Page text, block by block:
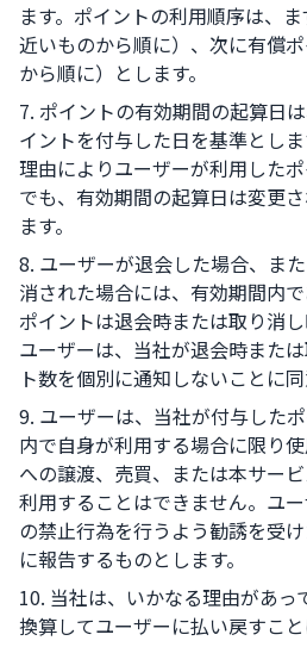
ます。ポイントの利用順序は、
近いものから順に）、次に有償
から順に）とします。
7. ポイントの有効期間の起算日
イントを付与した日を基準とし
理由によりユーザーが利用した
でも、有効期間の起算日は変更
ます。
8. ユーザーが退会した場合、ま
消された場合には、有効期間内
ポイントは退会時または取り消し
ユーザーは、当社が退会時また
ト数を個別に通知しないことに
9. ユーザーは、当社が付与した
内で自身が利用する場合に限り
への譲渡、売買、または本サー
利用することはできません。ユ
の禁止行為を行うよう勧誘を受
に報告するものとします。
10. 当社は、いかなる理由があっ
換算してユーザーに払い戻すこと